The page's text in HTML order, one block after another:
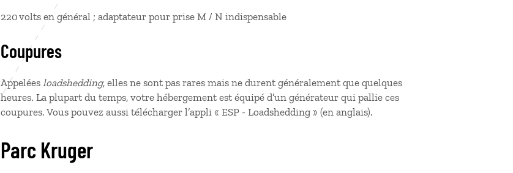
220 volts en général ; adaptateur pour prise M / N indispensable
Coupures
Appelées loadshedding, elles ne sont pas rares mais ne durent généralement que quelques
heures. La plupart du temps, votre hébergement est équipé d’un générateur qui pallie ces
coupures. Vous pouvez aussi télécharger l’appli « ESP - Loadshedding » (en anglais).
Parc Kruger